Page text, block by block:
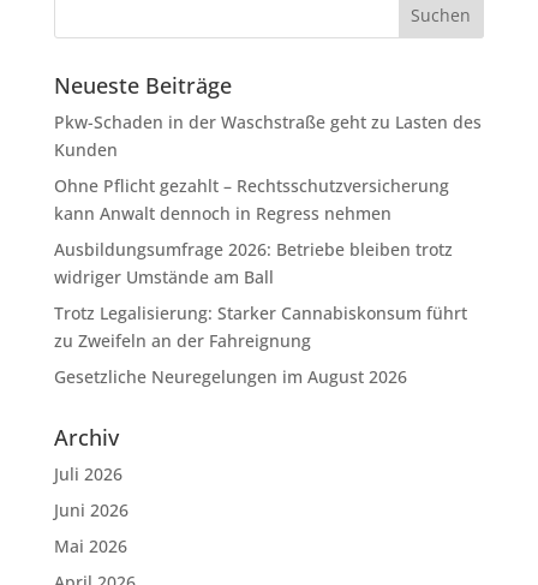
Neueste Beiträge
Pkw-Schaden in der Waschstraße geht zu Lasten des
Kunden
Ohne Pflicht gezahlt – Rechtsschutzversicherung
kann Anwalt dennoch in Regress nehmen
Ausbildungsumfrage 2026: Betriebe bleiben trotz
widriger Umstände am Ball
Trotz Legalisierung: Starker Cannabiskonsum führt
zu Zweifeln an der Fahreignung
Gesetzliche Neuregelungen im August 2026
Archiv
Juli 2026
Juni 2026
Mai 2026